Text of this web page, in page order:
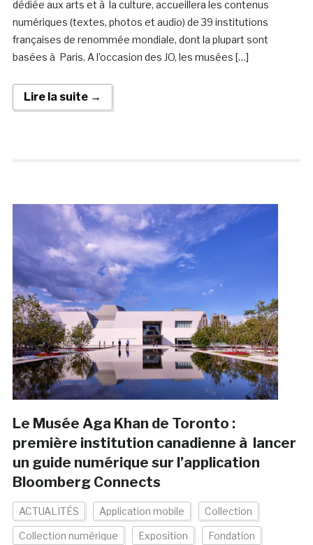
dédiée aux arts et à la culture, accueillera les contenus
numériques (textes, photos et audio) de 39 institutions
françaises de renommée mondiale, dont la plupart sont
basées à Paris. A l’occasion des JO, les musées […]
Lire la suite →
Le Musée Aga Khan de Toronto :
première institution canadienne à lancer
un guide numérique sur l’application
Bloomberg Connects
ACTUALITÉS Application mobile Collection
Collection numérique Exposition Fondation